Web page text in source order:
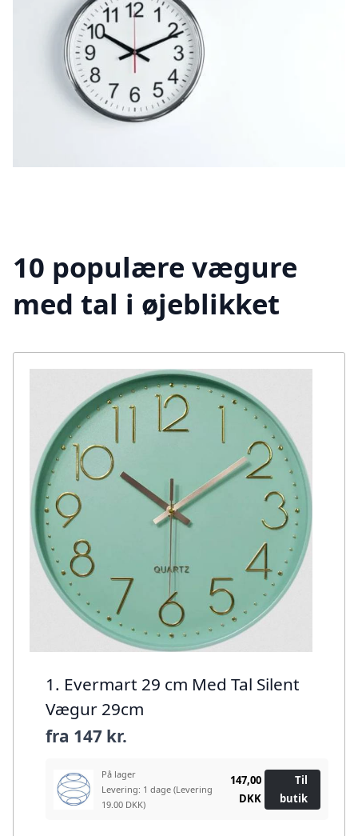
10 populære vægure
med tal i øjeblikket
1. Evermart 29 cm Med Tal Silent
Vægur 29cm
fra 147 kr.
På lager
Levering: 1 dage (Levering
19.00 DKK)
147,00
DKK
Til
butik